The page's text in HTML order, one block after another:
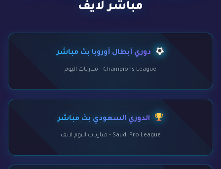
مباشر لايف
دوري أبطال أوروبا بث مباشر
Champions League - مباريات اليوم
الدوري السعودي بث مباشر
Saudi Pro League - مباريات اليوم لايف